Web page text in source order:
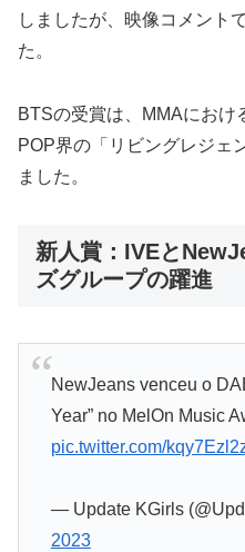
しましたが、映像コメント
た。
BTSの受賞は、MMAにお
POP界の「リビングレジェ
ました。
新人賞：IVEと
ズグループの躍進
NewJeans venceu o
Year” no MelOn Music
pic.twitter.com/
— Update KGirls
2023